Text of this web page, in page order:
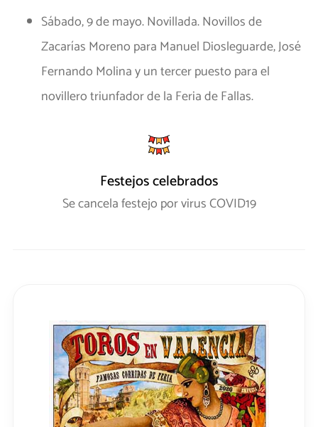
Sábado, 9 de mayo. Novillada. Novillos de
Zacarías Moreno para Manuel Diosleguarde, José
Fernando Molina y un tercer puesto para el
novillero triunfador de la Feria de Fallas.
Festejos celebrados
Se cancela festejo por virus COVID19